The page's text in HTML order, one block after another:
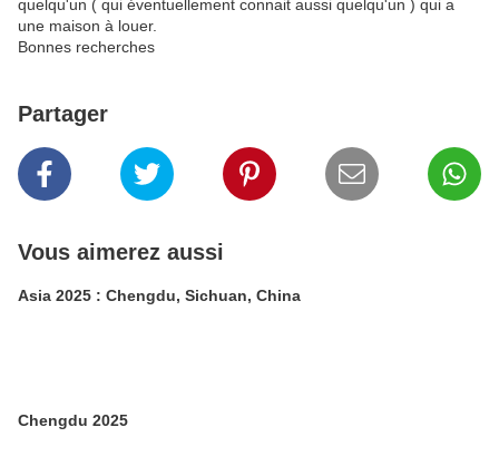
quelqu'un ( qui éventuellement connait aussi quelqu'un ) qui a
une maison à louer.
Bonnes recherches
Partager
Vous aimerez aussi
Asia 2025 : Chengdu, Sichuan, China
Chengdu 2025